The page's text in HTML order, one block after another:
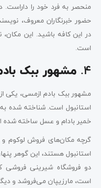
منحصر به فرد خود را
حضور خبرنگاران معروف،
در این کافه باشید. این
است.
۴. مشهور ببک
مشهور ببک بادم ازمسی، یکی
استانبول است. شناخته شده به
خمیر بادام و عسل ساخته
گرچه مکان‌های فروش لوکوم و
استانبول هستند، این گوهر
دو فروشگاه شیرینی فروشی
است، مارزیپان می‌فروشد و